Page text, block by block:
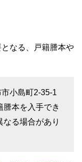
なる、戸籍謄本や
小島町2-35-1
本を入手でき
る場合があり